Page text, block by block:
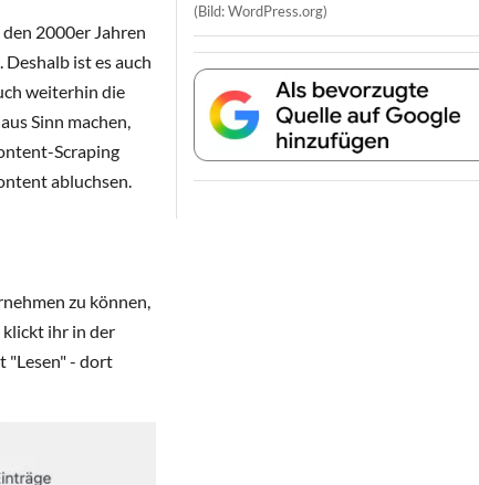
2000er Jahren
ist es auch
weiterhin die
Sinn machen,
Scraping
abluchsen.
zu können,
klickt ihr in der
"Lesen" - dort
(Bild: WordPress.org)